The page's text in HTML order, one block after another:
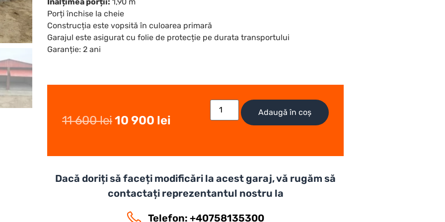
Înălțimea porții: 1,90 m
Porți închise la cheie
Construcția este vopsită în culoarea primară
Garajul este asigurat cu folie de protecție pe durata transportului
Garanție: 2 ani
11 600lei10 900 lei
Adaugă în coș
Dacă doriți să faceți modificări la acest garaj, vă rugăm să
contactați reprezentantul nostru la
Telefon: +40758135300